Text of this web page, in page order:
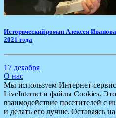
Исторический роман Алексея
2021 года
17 декабря
О нас
Мы используем Интернет-
LiveInternet и файлы Cookies. Это
взаимодействие посетителей с
и делать его лучше. Оставаясь